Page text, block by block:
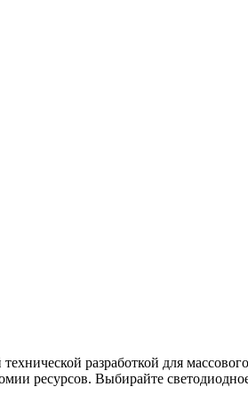
разработкой для
ресурсов. Выбирайте